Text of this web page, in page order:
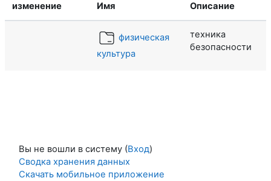
изменение
Имя Описание
физическая
культура
техника
безопасности
Вы не вошли в систему (Вход)
Сводка хранения данных
Скачать мобильное приложение